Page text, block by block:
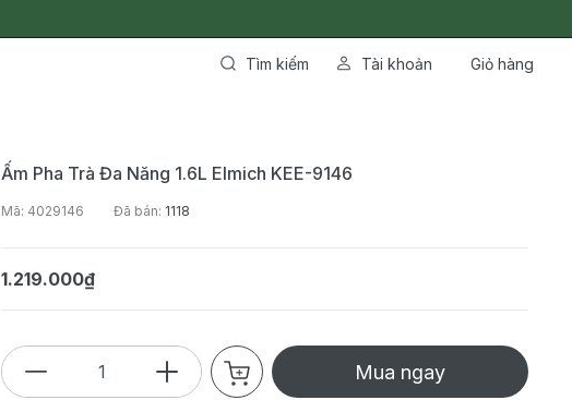
Tìm kiếm Tài khoản Giỏ hàng
Ấm Pha Trà Đa Năng 1.6L Elmich KEE-9146
Mã: 4029146 Đã bán: 1118
1.219.000₫
Mua ngay